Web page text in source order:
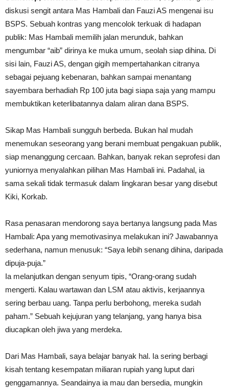
diskusi sengit antara Mas Hambali dan Fauzi AS mengenai isu
BSPS. Sebuah kontras yang mencolok terkuak di hadapan
publik: Mas Hambali memilih jalan merunduk, bahkan
mengumbar “aib” dirinya ke muka umum, seolah siap dihina. Di
sisi lain, Fauzi AS, dengan gigih mempertahankan citranya
sebagai pejuang kebenaran, bahkan sampai menantang
sayembara berhadiah Rp 100 juta bagi siapa saja yang mampu
membuktikan keterlibatannya dalam aliran dana BSPS.
Sikap Mas Hambali sungguh berbeda. Bukan hal mudah
menemukan seseorang yang berani membuat pengakuan publik,
siap menanggung cercaan. Bahkan, banyak rekan seprofesi dan
yuniornya menyalahkan pilihan Mas Hambali ini. Padahal, ia
sama sekali tidak termasuk dalam lingkaran besar yang disebut
Kiki, Korkab.
Rasa penasaran mendorong saya bertanya langsung pada Mas
Hambali: Apa yang memotivasinya melakukan ini? Jawabannya
sederhana, namun menusuk: “Saya lebih senang dihina, daripada
dipuja-puja.”
Ia melanjutkan dengan senyum tipis, “Orang-orang sudah
mengerti. Kalau wartawan dan LSM atau aktivis, kerjaannya
sering berbau uang. Tanpa perlu berbohong, mereka sudah
paham.” Sebuah kejujuran yang telanjang, yang hanya bisa
diucapkan oleh jiwa yang merdeka.
Dari Mas Hambali, saya belajar banyak hal. Ia sering berbagi
kisah tentang kesempatan miliaran rupiah yang luput dari
genggamannya. Seandainya ia mau dan bersedia, mungkin